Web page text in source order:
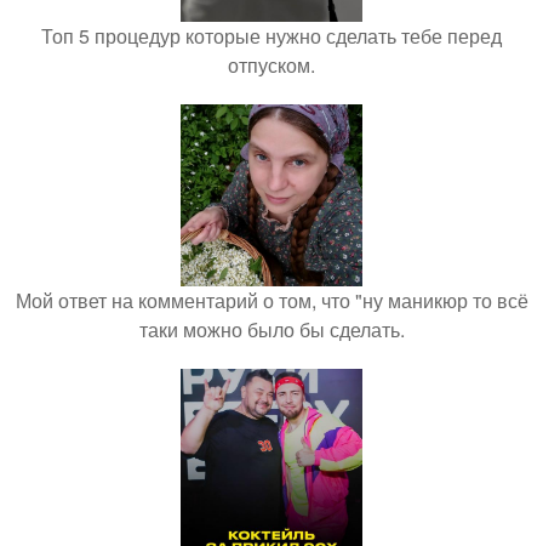
Топ 5 процедур которые нужно сделать тебе перед
отпуском.
Мой ответ на комментарий о том, что "ну маникюр то всё
таки можно было бы сделать.